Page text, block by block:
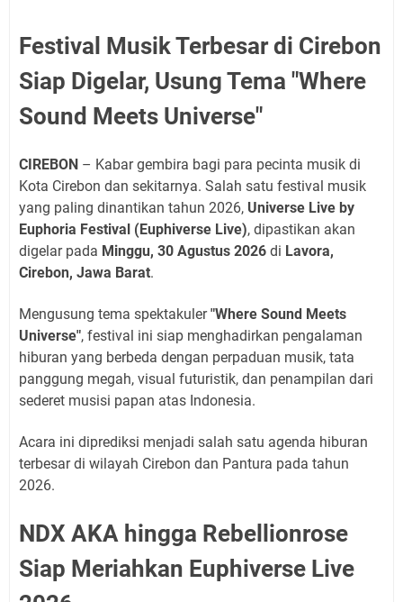
Festival Musik Terbesar di Cirebon
Siap Digelar, Usung Tema "Where
Sound Meets Universe"
CIREBON – Kabar gembira bagi para pecinta musik di
Kota Cirebon dan sekitarnya. Salah satu festival musik
yang paling dinantikan tahun 2026, Universe Live by
Euphoria Festival (Euphiverse Live), dipastikan akan
digelar pada Minggu, 30 Agustus 2026 di Lavora,
Cirebon, Jawa Barat.
Mengusung tema spektakuler"Where Sound Meets
Universe", festival ini siap menghadirkan pengalaman
hiburan yang berbeda dengan perpaduan musik, tata
panggung megah, visual futuristik, dan penampilan dari
sederet musisi papan atas Indonesia.
Acara ini diprediksi menjadi salah satu agenda hiburan
terbesar di wilayah Cirebon dan Pantura pada tahun
2026.
NDX AKA hingga Rebellionrose
Siap Meriahkan Euphiverse Live